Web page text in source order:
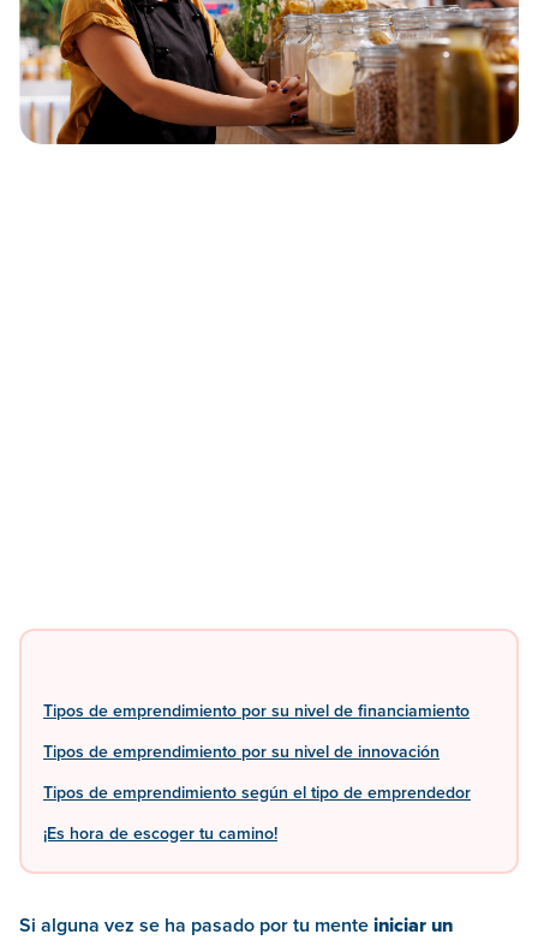
Tipos de emprendimiento por su nivel de financiamiento
Tipos de emprendimiento por su nivel de innovación
Tipos de emprendimiento según el tipo de emprendedor
¡Es hora de escoger tu camino!
Si alguna vez se ha pasado por tu mente iniciar un